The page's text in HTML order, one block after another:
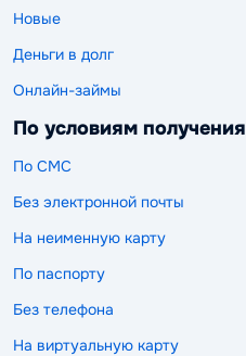
Новые
Деньги в долг
Онлайн-займы
По условиям получения
По СМС
Без электронной почты
На неименную карту
По паспорту
Без телефона
На виртуальную карту